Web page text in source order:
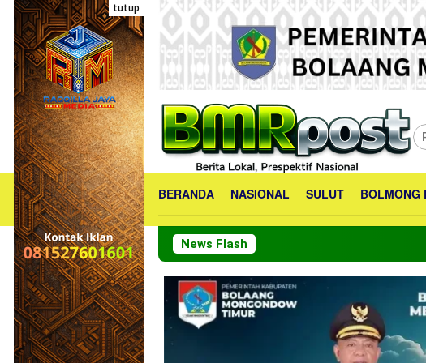
Loncat
konten
tutup
BERANDA NASIONAL SULUT BOLMONG
News Flash Bupati